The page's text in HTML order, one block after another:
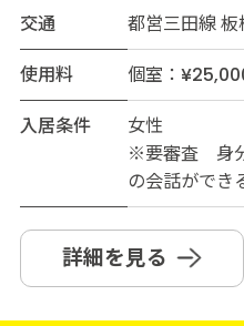
交通
都営三田線
使用料
個室：
入居条件
女性
※要審査 身
の会話ができ
詳細を見る